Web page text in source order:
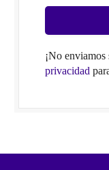
¡No enviamos
privacidad